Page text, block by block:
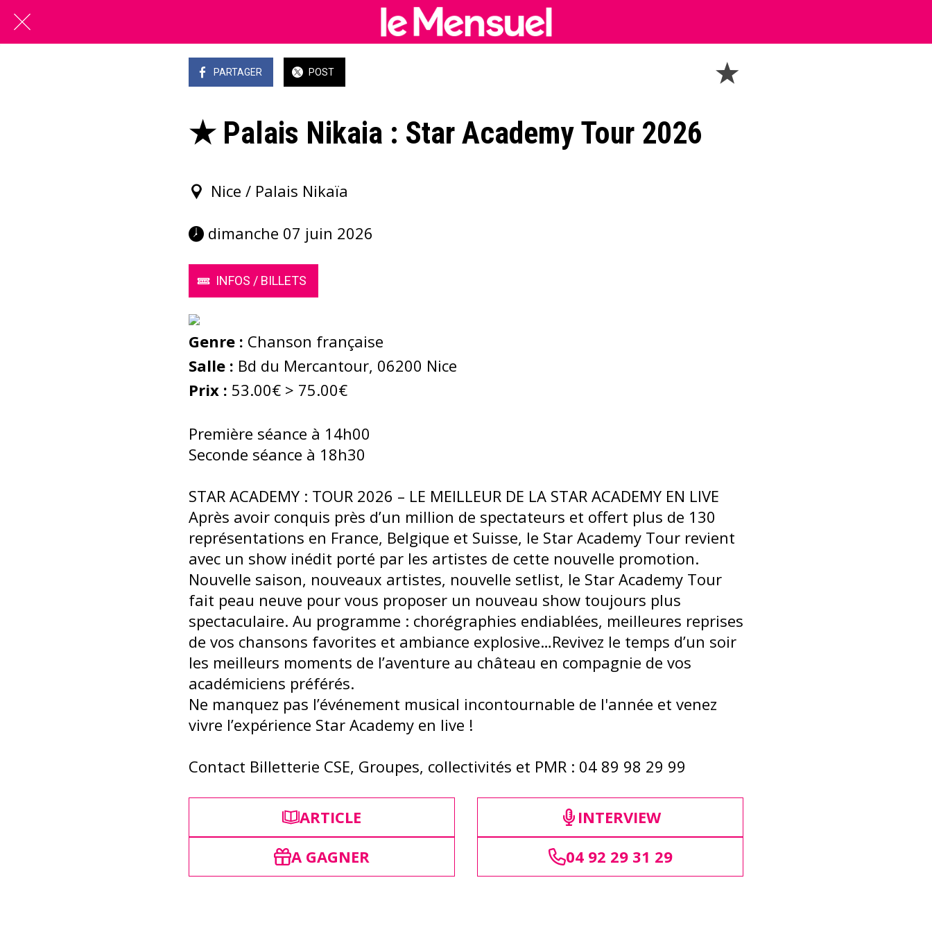
PARTAGER POST
★ Palais Nikaia : Star Academy Tour 2026
Nice / Palais Nikaïa
dimanche 07 juin 2026
INFOS / BILLETS
Genre : Chanson française
Salle : Bd du Mercantour, 06200 Nice
Prix : 53.00€ > 75.00€
Première séance à 14h00
Seconde séance à 18h30
STAR ACADEMY : TOUR 2026 – LE MEILLEUR DE LA STAR ACADEMY EN LIVE
Après avoir conquis près d’un million de spectateurs et offert plus de 130
représentations en France, Belgique et Suisse, le Star Academy Tour revient
avec un show inédit porté par les artistes de cette nouvelle promotion.
Nouvelle saison, nouveaux artistes, nouvelle setlist, le Star Academy Tour
fait peau neuve pour vous proposer un nouveau show toujours plus
spectaculaire. Au programme : chorégraphies endiablées, meilleures reprises
de vos chansons favorites et ambiance explosive…Revivez le temps d’un soir
les meilleurs moments de l’aventure au château en compagnie de vos
académiciens préférés.
Ne manquez pas l’événement musical incontournable de l'année et venez
vivre l’expérience Star Academy en live !
Contact Billetterie CSE, Groupes, collectivités et PMR : 04 89 98 29 99
ARTICLE
INTERVIEW
A GAGNER
04 92 29 31 29